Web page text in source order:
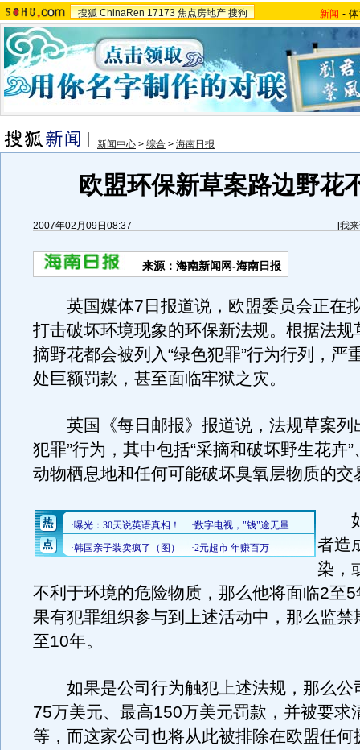
搜狐 ChinaRen 17173 焦点房地产 搜狗 新闻 -
新闻中心 > 综合 > 海南日报
欧盟环保新草案路边野花
2007年02月09日08:37 [我
来源：海南新闻网-海南日报
英国媒体7日报道说，欧盟委员会正在
打击破坏环境现象的环保新法规。根据法规
摘野花都会被列入“绿色犯罪”行为行列，严
处巨额罚款，甚至面临牢狱之灾。
英国《每日邮报》报道说，法规草案列
犯罪”行为，其中包括“采摘和破坏野生花卉
动物栖息地和任何可能破坏臭氧层物质的交
如
者造
染，
不利于环境的危险物质，那么他将面临2至
果有犯罪组织参与到上述活动中，那么监禁
至10年。
如果是公司行为触犯上述法规，那么公
75万美元、最高150万美元罚款，并被要求
等，而这家公司也将从此被排除在欧盟任何